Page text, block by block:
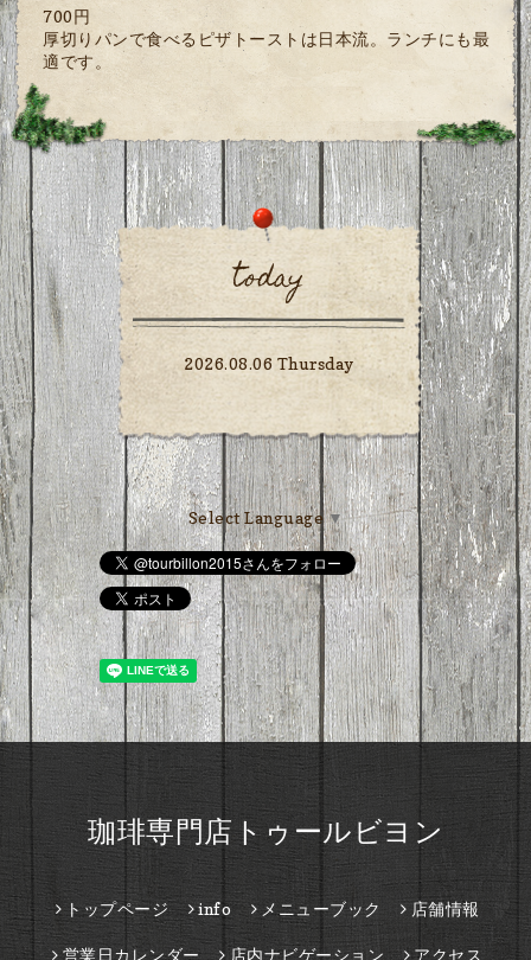
700円
厚切りパンで食べるピザトーストは日本流。ランチにも最
適です。
today
2026.08.06 Thursday
Select Language ▼
珈琲専門店トゥールビヨン
トップページ info メニューブック 店舗情報
営業日カレンダー 店内ナビゲーション アクセス